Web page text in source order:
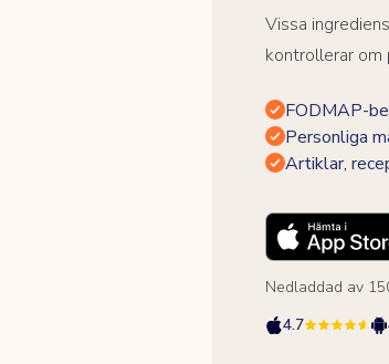
Vissa
kontrollerar om
FODMAP-
Personliga
Artiklar,
Nedladdad av
4.7